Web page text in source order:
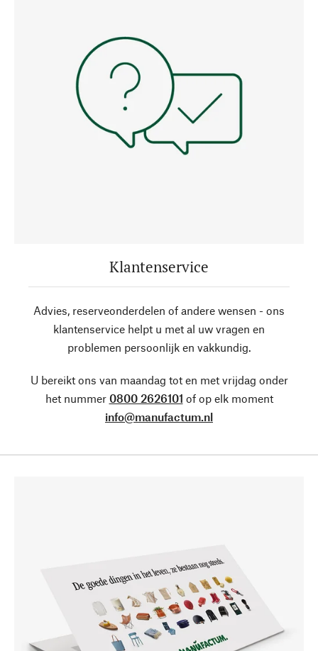
Klantenservice
Advies, reserveonderdelen of andere wensen - ons
klantenservice helpt u met al uw vragen en
problemen persoonlijk en vakkundig.
U bereikt ons van maandag tot en met vrijdag onder
het nummer 0800 2626101 of op elk moment
info@manufactum.nl